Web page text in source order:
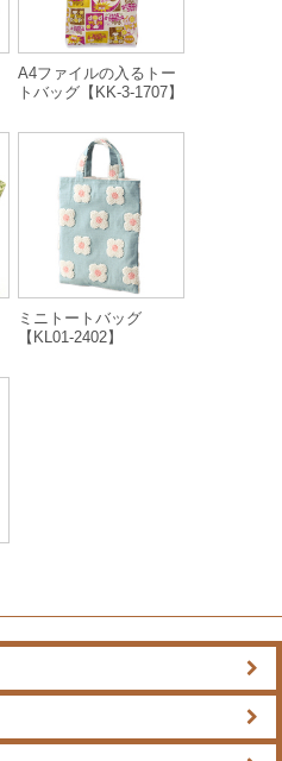
A4ファイルの入るトー
トバッグ【KK-3-1707】
ミニトートバッグ
【KL01-2402】